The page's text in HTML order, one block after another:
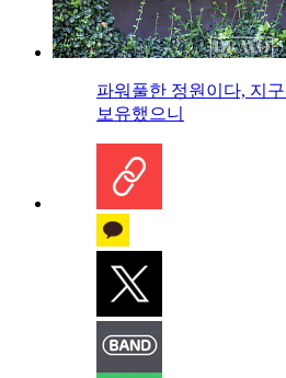
파워풀한 정원이다, 지
보유했으니